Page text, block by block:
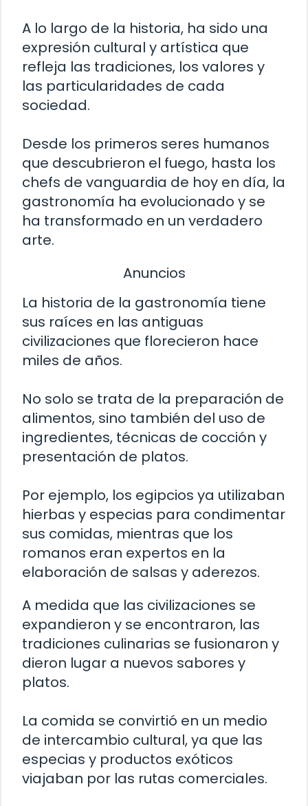
A lo largo de la historia, ha sido una
expresión cultural y artística que
refleja las tradiciones, los valores y
las particularidades de cada
sociedad.
Desde los primeros seres humanos
que descubrieron el fuego, hasta los
chefs de vanguardia de hoy en día, la
gastronomía ha evolucionado y se
ha transformado en un verdadero
arte.
Anuncios
La historia de la gastronomía tiene
sus raíces en las antiguas
civilizaciones que florecieron hace
miles de años.
No solo se trata de la preparación de
alimentos, sino también del uso de
ingredientes, técnicas de cocción y
presentación de platos.
Por ejemplo, los egipcios ya utilizaban
hierbas y especias para condimentar
sus comidas, mientras que los
romanos eran expertos en la
elaboración de salsas y aderezos.
A medida que las civilizaciones se
expandieron y se encontraron, las
tradiciones culinarias se fusionaron y
dieron lugar a nuevos sabores y
platos.
La comida se convirtió en un medio
de intercambio cultural, ya que las
especias y productos exóticos
viajaban por las rutas comerciales.